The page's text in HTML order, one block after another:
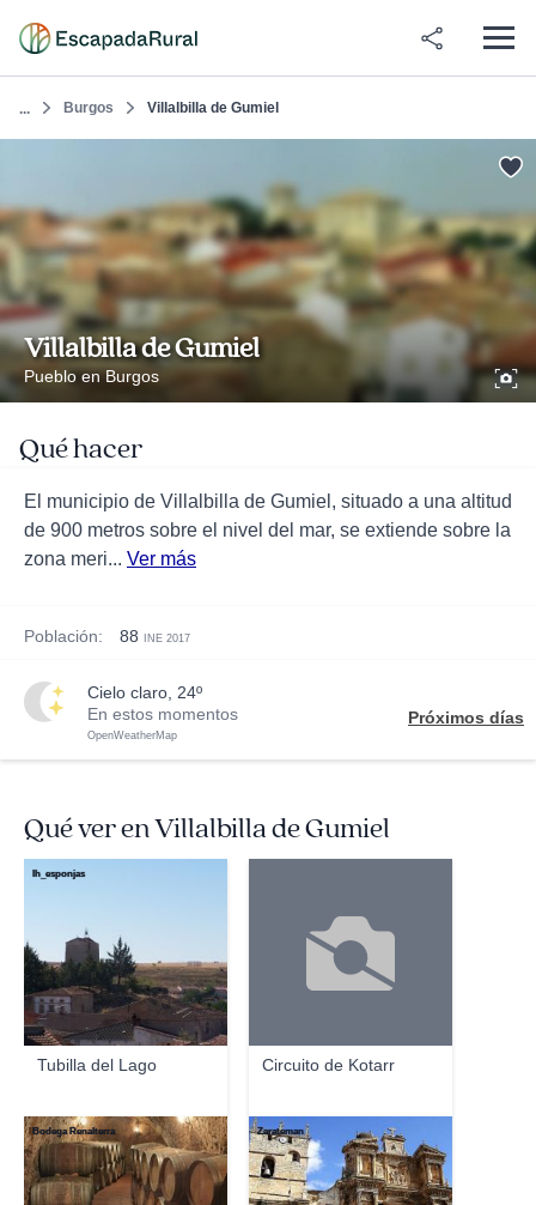
... Burgos Villalbilla de Gumiel
Villalbilla de Gumiel
Pueblo en Burgos
Qué hacer
El municipio de Villalbilla de Gumiel, situado a una altitud
de 900 metros sobre el nivel del mar, se extiende sobre la
zona meri... Ver más
Población: 88 INE 2017
cielo claro, 24º
En estos momentos
OpenWeatherMap
Próximos días
Qué ver en Villalbilla de Gumiel
Tubilla del Lago
lh_esponjas
Circuito de Kotarr
Bodega Renalterra Zarateman